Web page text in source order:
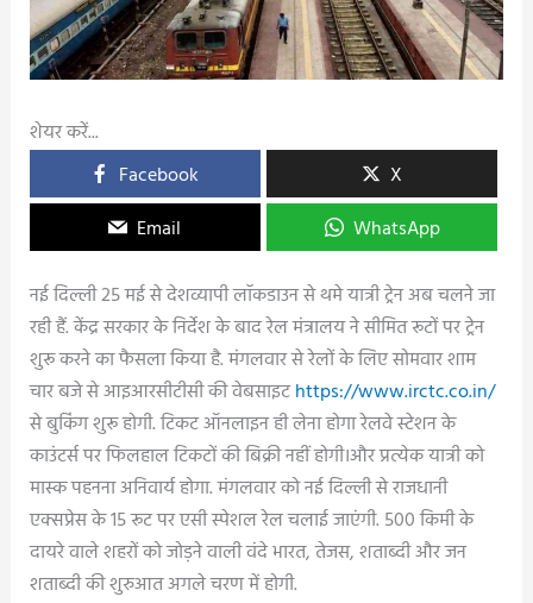
शेयर करें...
Facebook
X
Email
WhatsApp
नई दिल्ली 25 मई से देशव्यापी लॉकडाउन से थमे यात्री ट्रेन अब चलने जा
रही हैं. केंद्र सरकार के निर्देश के बाद रेल मंत्रालय ने सीमित रूटों पर ट्रेन
शुरू करने का फैसला किया है. मंगलवार से रेलों के लिए सोमवार शाम
चार बजे से आइआरसीटीसी की वेबसाइटhttps://www.irctc.co.in/
से बुकिंग शुरू होगी. टिकट ऑनलाइन ही लेना होगा रेलवे स्टेशन के
काउंटर्स पर फिलहाल टिकटों की बिक्री नहीं होगी।और प्रत्येक यात्री को
मास्क पहनना अनिवार्य होगा. मंगलवार को नई दिल्ली से राजधानी
एक्सप्रेस के 15 रूट पर एसी स्पेशल रेल चलाई जाएंगी. 500 किमी के
दायरे वाले शहरों को जोड़ने वाली वंदे भारत, तेजस, शताब्दी और जन
शताब्दी की शुरुआत अगले चरण में होगी.